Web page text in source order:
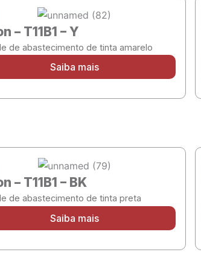
– T11B1 – Y
de abastecimento de tinta amarelo
Saiba mais
– T11B1 – BK
de abastecimento de tinta preta
Saiba mais